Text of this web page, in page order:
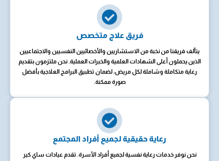
فريق علاج متخصص
يتألف فريقنا من نخبة من الاستشاريين والأخصائيين النفسيين والاجتماعيين
الذين يحملون أعلى الشهادات العلمية والخبرات العملية. نحن ملتزمون بتقديم
رعاية متكاملة وشاملة لكل مريض، لضمان تطبيق البرامج العلاجية بأفضل
صورة ممكنة.
رعاية حقيقية لجميع أفراد المجتمع
نحن نوفر خدمات رعاية نفسية لجميع أفراد الأسرة. تقدم عيادات ساي كير